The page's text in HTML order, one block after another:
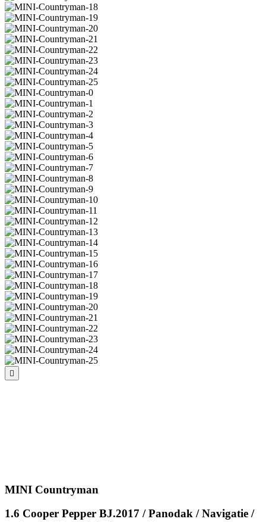
MINI Countryman
1.6 Cooper Pepper BJ.2017 / Panodak / Navigatie /